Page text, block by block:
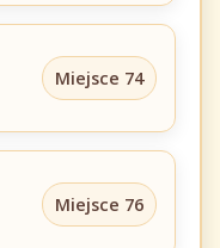
Miejsce 74
Miejsce 76